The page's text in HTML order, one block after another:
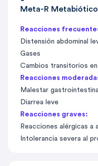
Meta-R
Reacciones
Distensión abdominal
Gases
Cambios transitorios
Reacciones
Malestar
Diarrea leve
Reacciones graves:
Reacciones alérgicas a
Intolerancia severa al